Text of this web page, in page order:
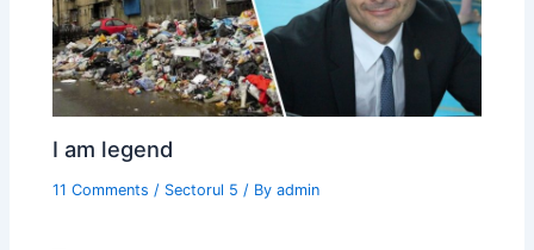
I am legend
11 Comments / Sectorul 5 / Byadmin